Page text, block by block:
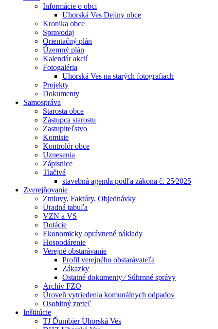
Informácie o obci
Uhorská Ves Dejiny obce
Kronika obce
Spravodaj
Orientačný plán
Územný plán
Kalendár akcií
Fotogaléria
Uhorská Ves na starých fotografiach
Projekty
Dokumenty
Samospráva
Starosta obce
Zástupca starostu
Zastupiteľstvo
Komisie
Kontrolór obce
Uznesenia
Zápisnice
Tlačivá
stavebná agenda podľa zákona č. 25⁄2025
Zverejňovanie
Zmluvy, Faktúry, Objednávky
Úradná tabuľa
VZN a VS
Dotácie
Ekonomicky oprávnené náklady
Hospodárenie
Verejné obstarávanie
Profil verejného obstarávateľa
Zákazky
Ostatné dokumenty ⁄ Súhrnné správy
Archív FZO
Úroveň vytriedenia komunálnych odpadov
Osobitný zreteľ
Inštitúcie
TJ Ďumbier Uhorská Ves